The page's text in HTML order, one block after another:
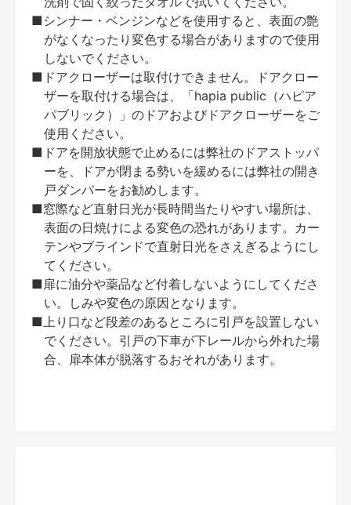
■シンナー・ベンジンなどを使用すると、表面の艶
がなくなったり変色する場合がありますので使用
しないでください。
■ドアクローザーは取付けできません。ドアクロー
ザーを取付ける場合は、「hapia public（ハピア
パブリック）」のドアおよびドアクローザーをご
使用ください。
■ドアを開放状態で止めるには弊社のドアストッパ
ーを、ドアが閉まる勢いを緩めるには弊社の開き
戸ダンパーをお勧めします。
■窓際など直射日光が長時間当たりやすい場所は、
表面の日焼けによる変色の恐れがあります。カー
テンやブラインドで直射日光をさえぎるようにし
てください。
■扉に油分や薬品など付着しないようにしてくださ
い。しみや変色の原因となります。
■上り口など段差のあるところに引戸を設置しない
でください。引戸の下車が下レールから外れた場
合、扉本体が脱落するおそれがあります。